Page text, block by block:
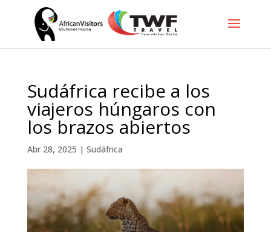
Sudáfrica recibe a los
viajeros húngaros con
los brazos abiertos
Abr 28, 2025 | Sudáfrica